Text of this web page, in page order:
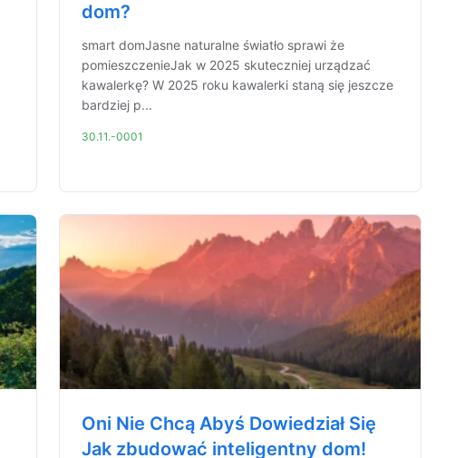
dom?
smart domJasne naturalne światło sprawi że
pomieszczenieJak w 2025 skuteczniej urządzać
kawalerkę? W 2025 roku kawalerki staną się jeszcze
bardziej p...
30.11.-0001
Oni Nie Chcą Abyś Dowiedział Się
Jak zbudować inteligentny dom!